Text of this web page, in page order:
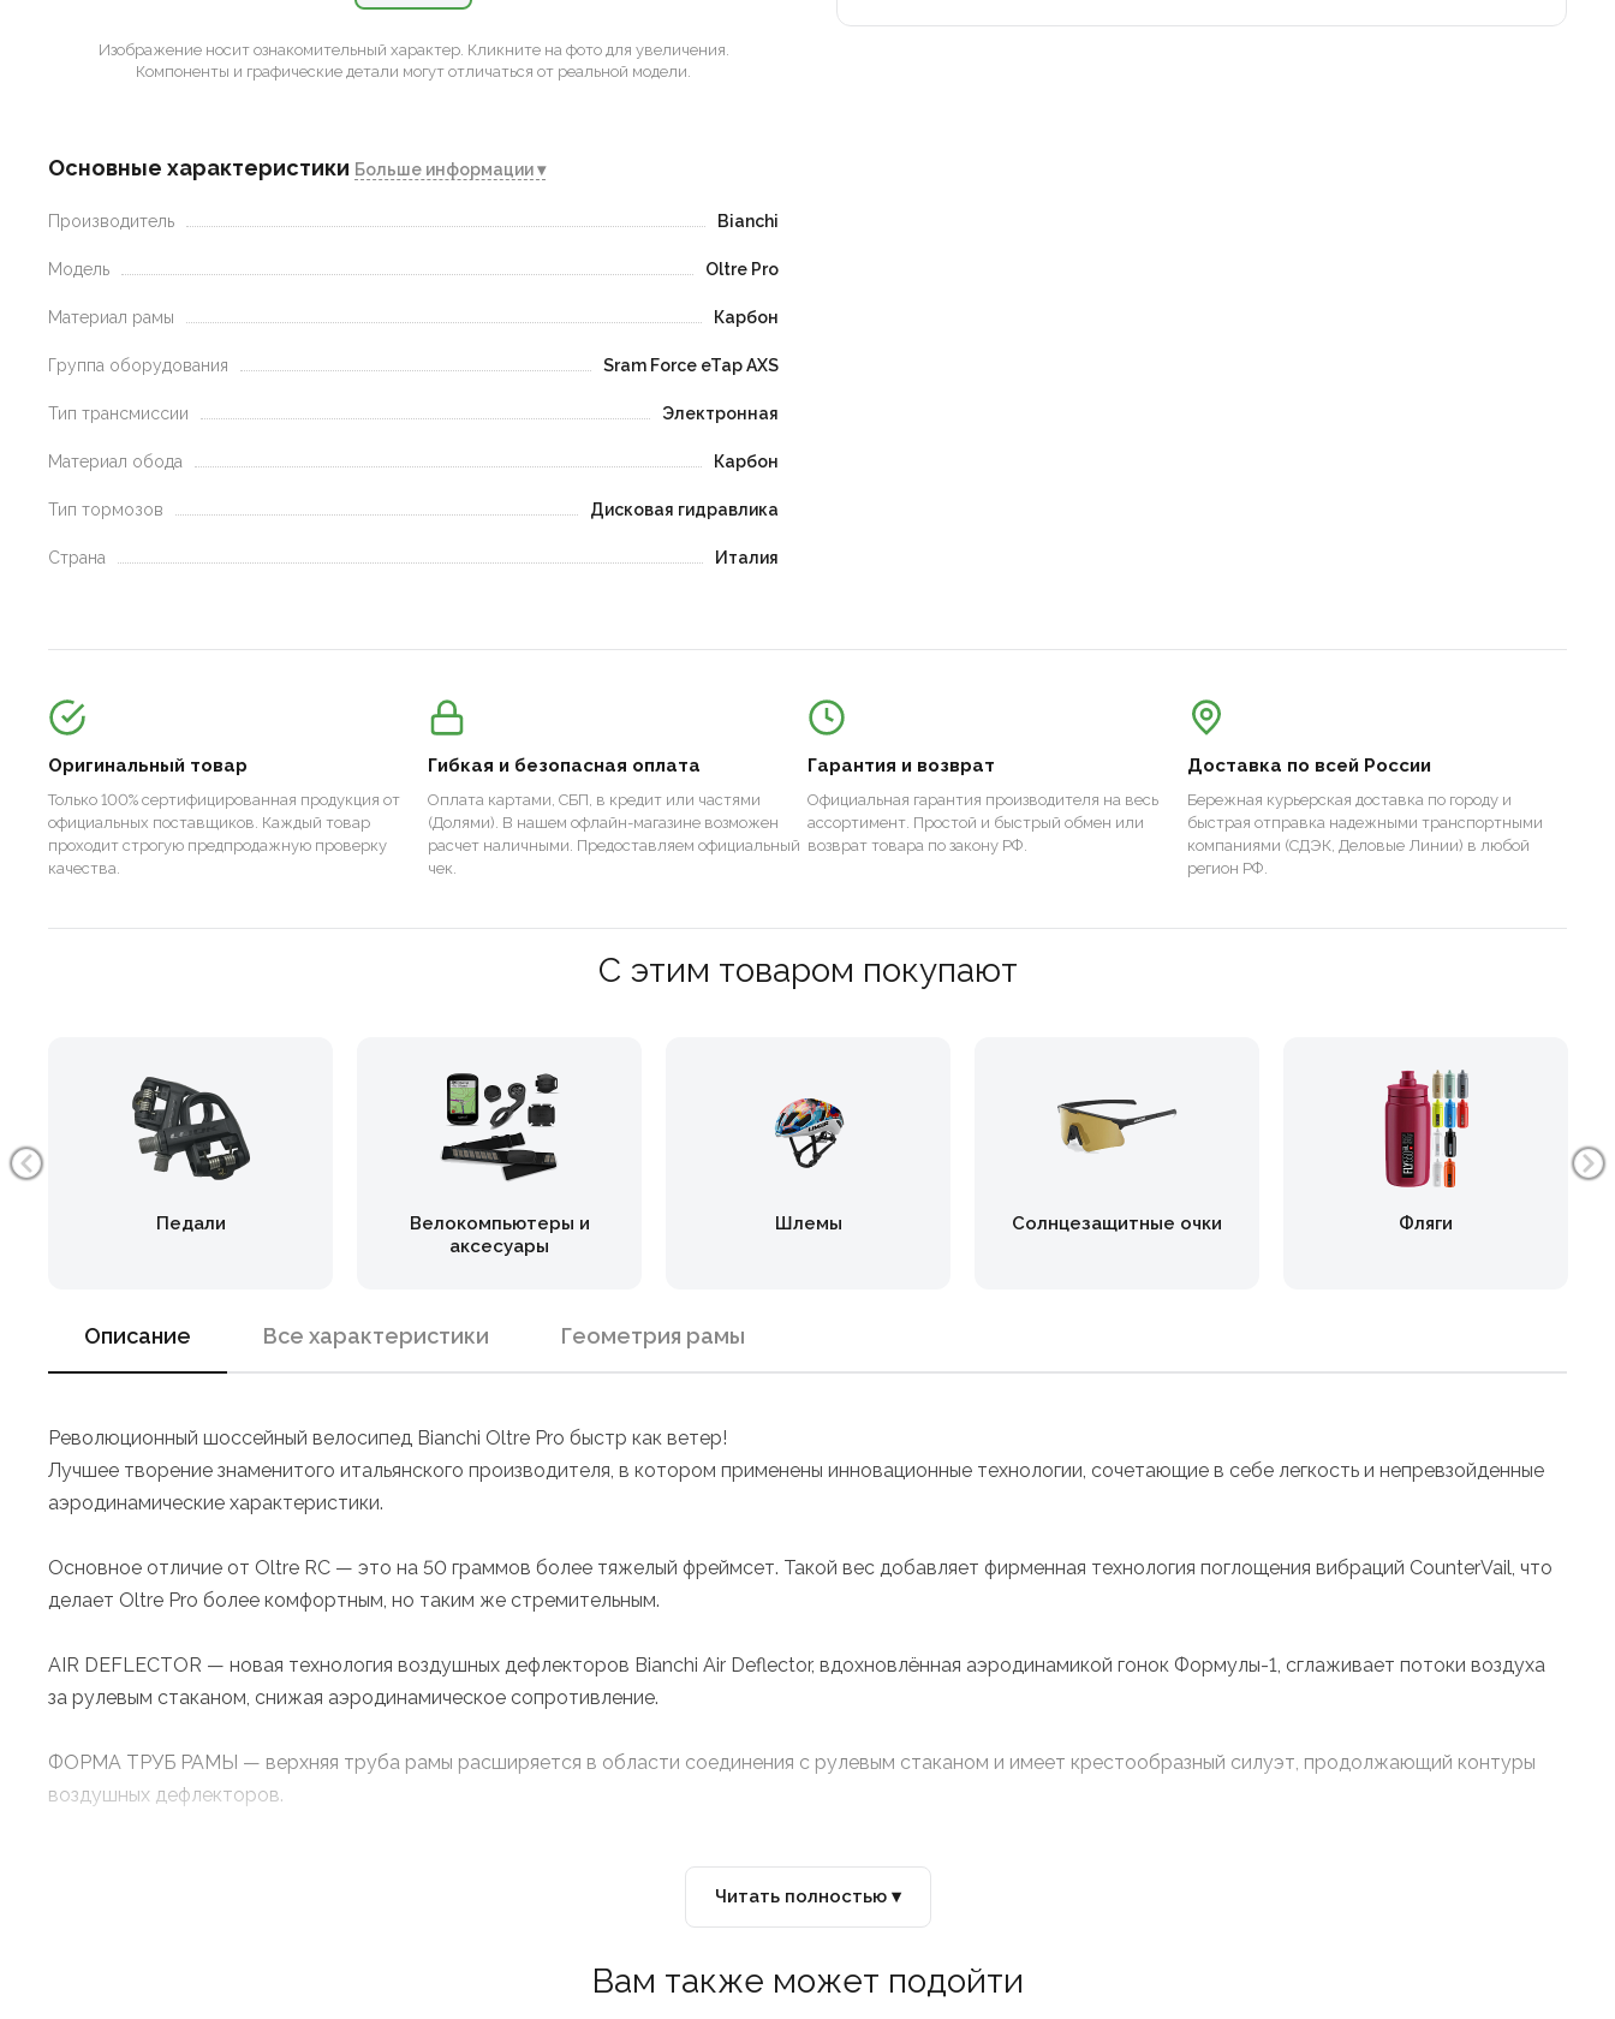
Изображение носит ознакомительный характер. Кликните на фото для увеличения.
Компоненты и графические детали могут отличаться от реальной модели.
Основные характеристики Больше информации ▾
Производитель Bianchi
Модель Oltre Pro
Материал рамы Карбон
Группа оборудования Sram Force eTap AXS
Тип трансмиссии Электронная
Материал обода Карбон
Тип тормозов Дисковая гидравлика
Страна Италия
Оригинальный товар
Только 100% сертифицированная продукция от
официальных поставщиков. Каждый товар
проходит строгую предпродажную проверку
качества.
Гибкая и безопасная оплата
Оплата картами, СБП, в кредит или частями
(Долями). В нашем офлайн-магазине возможен
расчет наличными. Предоставляем официальный
чек.
Гарантия и возврат
Официальная гарантия производителя на весь
ассортимент. Простой и быстрый обмен или
возврат товара по закону РФ.
Доставка по всей России
Бережная курьерская доставка по городу и
быстрая отправка надежными транспортными
компаниями (СДЭК, Деловые Линии) в любой
регион РФ.
С этим товаром покупают
Педали
Велокомпьютеры и
аксесуары
Шлемы Солнцезащитные очки Фляги
Описание Все характеристики Геометрия рамы
Революционный шоссейный велосипед Bianchi Oltre Pro быстр как ветер!
Лучшее творение знаменитого итальянского производителя, в котором применены инновационные технологии, сочетающие в себе легкость и непревзойденные
аэродинамические характеристики.
Основное отличие от Oltre RC — это на 50 граммов более тяжелый фреймсет. Такой вес добавляет фирменная технология поглощения вибраций CounterVail, что
делает Oltre Pro более комфортным, но таким же стремительным.
AIR DEFLECTOR — новая технология воздушных дефлекторов Bianchi Air Deflector, вдохновлённая аэродинамикой гонок Формулы-1, сглаживает потоки воздуха
за рулевым стаканом, снижая аэродинамическое сопротивление.
ФОРМА ТРУБ РАМЫ — верхняя труба рамы расширяется в области соединения с рулевым стаканом и имеет крестообразный силуэт, продолжающий контуры
воздушных дефлекторов.
новая конструкция снижает турбулентность и сглаживает воздушный поток, повышая аэродинамику.
Читать полностью ▾
Вам также может подойти